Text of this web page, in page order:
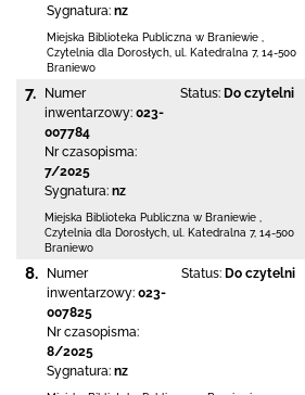
Sygnatura: nz
Miejska Biblioteka Publiczna w Braniewie
Czytelnia dla Dorosłych, ul. Katedralna 7, 14-500
Braniewo
7.
Numer
inwentarzowy: 023-
007784
Nr czasopisma:
7/2025
Sygnatura: nz
Status: Do czytelni
Miejska Biblioteka Publiczna w Braniewie
Czytelnia dla Dorosłych, ul. Katedralna 7, 14-500
Braniewo
8.
Numer
inwentarzowy: 023-
007825
Nr czasopisma:
8/2025
Sygnatura: nz
Status: Do czytelni